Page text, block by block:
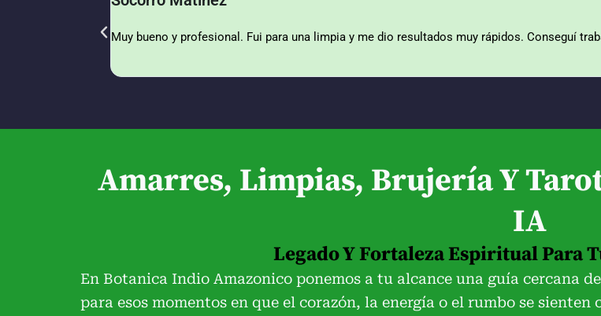
Muy bueno y profesional. Fui para una limpia y me dio resultados muy rápidos. Conseguí
Amarres, Limpias, Brujería Y
IA
Legado Y Fortaleza Espiritual Para
En Botanica Indio Amazonico ponemos a tu alcance una guía cercana de
para esos momentos en que el corazón, la energía o el rumbo se